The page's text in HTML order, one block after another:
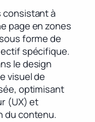
consistant à
page en zones
forme de
spécifique.
le design
visuel de
optimisant
(UX) et
du contenu.